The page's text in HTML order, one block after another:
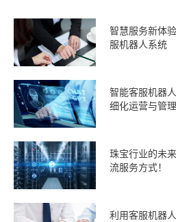
智慧服务新体
服机器人系统
智能客服机器
细化运营与管理
珠宝行业的未
流服务方式！
利用客服机器